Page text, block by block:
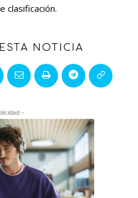
clasificación.
NOTICIA
-